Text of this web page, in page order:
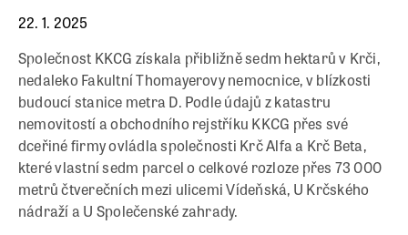
22. 1. 2025
Společnost KKCG získala přibližně sedm hektarů v Krči,
nedaleko Fakultní Thomayerovy nemocnice, v blízkosti
budoucí stanice metra D. Podle údajů z katastru
nemovitostí a obchodního rejstříku KKCG přes své
dceřiné firmy ovládla společnosti Krč Alfa a Krč Beta,
které vlastní sedm parcel o celkové rozloze přes 73 000
metrů čtverečních mezi ulicemi Vídeňská, U Krčského
nádraží a U Společenské zahrady.